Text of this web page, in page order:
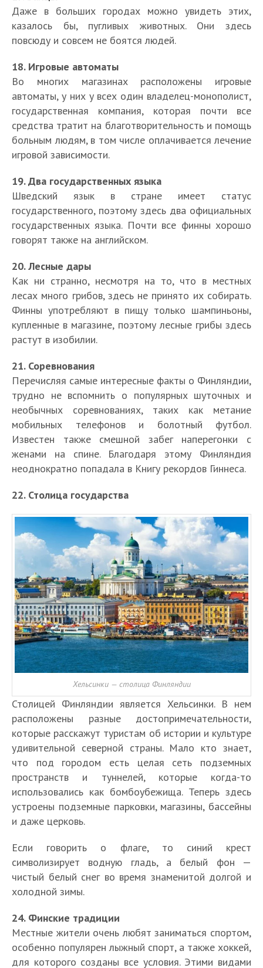
Даже в больших городах можно увидеть этих,
казалось бы, пугливых животных. Они здесь
повсюду и совсем не боятся людей.
18. Игровые автоматы
Во многих магазинах расположены игровые
автоматы, у них у всех один владелец-монополист,
государственная компания, которая почти все
средства тратит на благотворительность и помощь
больным людям, в том числе оплачивается лечение
игровой зависимости.
19. Два государственных языка
Шведский язык в стране имеет статус
государственного, поэтому здесь два официальных
государственных языка. Почти все финны хорошо
говорят также на английском.
20. Лесные дары
Как ни странно, несмотря на то, что в местных
лесах много грибов, здесь не принято их собирать.
Финны употребляют в пищу только шампиньоны,
купленные в магазине, поэтому лесные грибы здесь
растут в изобилии.
21. Соревнования
Перечисляя самые интересные факты о Финляндии,
трудно не вспомнить о популярных шуточных и
необычных соревнованиях, таких как метание
мобильных телефонов и болотный футбол.
Известен также смешной забег наперегонки с
женами на спине. Благодаря этому Финляндия
неоднократно попадала в Книгу рекордов Гиннеса.
22. Столица государства
Хельсинки — столица Финляндии
Столицей Финляндии является Хельсинки. В нем
расположены разные достопримечательности,
которые расскажут туристам об истории и культуре
удивительной северной страны. Мало кто знает,
что под городом есть целая сеть подземных
пространств и туннелей, которые когда-то
использовались как бомбоубежища. Теперь здесь
устроены подземные парковки, магазины, бассейны
и даже церковь.
Если говорить о флаге, то синий крест
символизирует водную гладь, а белый фон —
чистый белый снег во время знаменитой долгой и
холодной зимы.
24. Финские традиции
Местные жители очень любят заниматься спортом,
особенно популярен лыжный спорт, а также хоккей,
для которого созданы все условия. Этими видами